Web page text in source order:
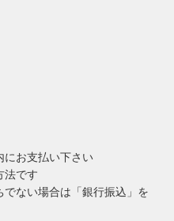
にお支払い下さい
法です
ない場合は「銀行振込」を